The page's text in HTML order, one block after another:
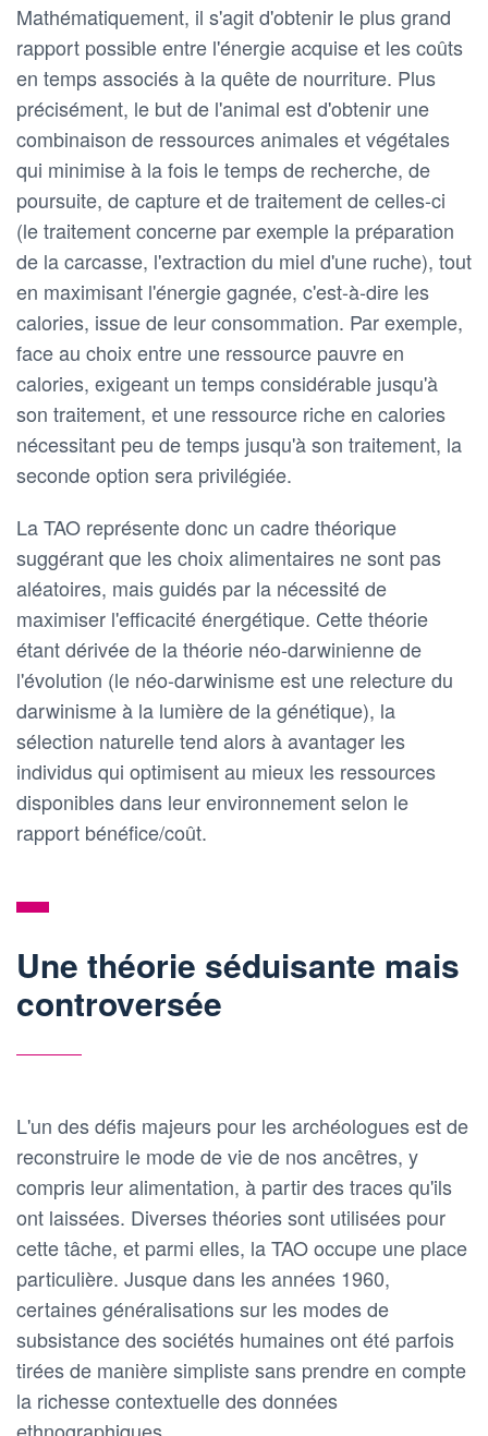
Mathématiquement, il s'agit d'obtenir le plus grand
rapport possible entre l'énergie acquise et les coûts
en temps associés à la quête de nourriture. Plus
précisément, le but de l'animal est d'obtenir une
combinaison de ressources animales et végétales
qui minimise à la fois le temps de recherche, de
poursuite, de capture et de traitement de celles-ci
(le traitement concerne par exemple la préparation
de la carcasse, l'extraction du miel d'une ruche), tout
en maximisant l'énergie gagnée, c'est-à-dire les
calories, issue de leur consommation. Par exemple,
face au choix entre une ressource pauvre en
calories, exigeant un temps considérable jusqu'à
son traitement, et une ressource riche en calories
nécessitant peu de temps jusqu'à son traitement, la
seconde option sera privilégiée.
La TAO représente donc un cadre théorique
suggérant que les choix alimentaires ne sont pas
aléatoires, mais guidés par la nécessité de
maximiser l'efficacité énergétique. Cette théorie
étant dérivée de la théorie néo-darwinienne de
l'évolution (le néo-darwinisme est une relecture du
darwinisme à la lumière de la génétique), la
sélection naturelle tend alors à avantager les
individus qui optimisent au mieux les ressources
disponibles dans leur environnement selon le
rapport bénéfice/coût.
Une théorie séduisante mais
controversée
L'un des défis majeurs pour les archéologues est de
reconstruire le mode de vie de nos ancêtres, y
compris leur alimentation, à partir des traces qu'ils
ont laissées. Diverses théories sont utilisées pour
cette tâche, et parmi elles, la TAO occupe une place
particulière. Jusque dans les années 1960,
certaines généralisations sur les modes de
subsistance des sociétés humaines ont été parfois
tirées de manière simpliste sans prendre en compte
la richesse contextuelle des données